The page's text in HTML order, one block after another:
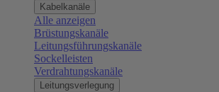
Kabelkanäle
Alle anzeigen
Brüstungskanäle
Leitungsführungskanäle
Sockelleisten
Verdrahtungskanäle
Leitungsverlegung